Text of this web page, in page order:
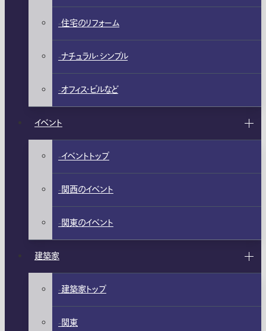
住宅のリフォーム
ナチュラル・シンプル
オフィス・ビルなど
イベント
イベントトップ
関西のイベント
関東のイベント
建築家
建築家トップ
関東